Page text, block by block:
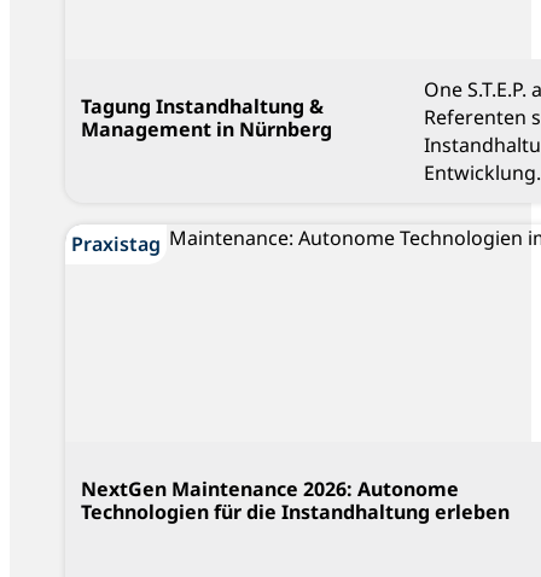
Tagung Instandhaltung &
Management in Nürnberg
One
Referenten
Praxistag
NextGen Maintenance 2026: Autonome
Technologien für die Instandhaltung erleben